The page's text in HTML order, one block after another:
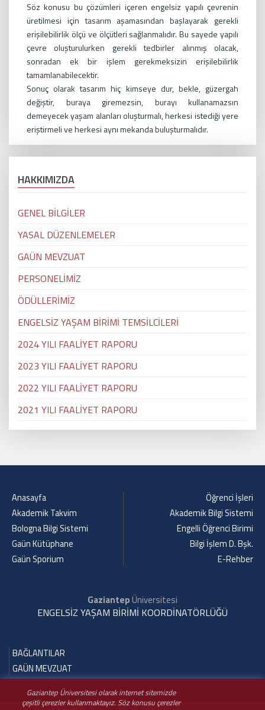
Gaziantep Üniversitesi olarak internet sitemizde
çeşitli çerezler kullanmaktayız. Söz konusu çerezler
Söz konusu bu çözümleri içeren engelsiz yapılı çevrenin
üretilmesi için tasarım aşamasından başlayarak gerekli
erişilebilirlik ölçü ve ölçütleri sağlanmalıdır. Bu sayede yapılı
çevre oluşturulurken gerekli tedbirler alınmış olacak,
sonradan ek bir işlem gerekmeksizin erişilebilirlik
tamamlanabilecektir.
Sonuç olarak tasarım hiç kimseye dur, bekle, güzergah
değiştir, buraya giremezsin, burayı kullanamazsın
demeyecek yaşam alanları oluşturmalı, herkesi istediği yere
eriştirmeli ve herkesi aynı mekanda buluşturmalıdır.
HAKKIMIZDA
GENEL BİLGİLER
YASAL DÜZENLEMELER
GAÜN MEVZUAT
PERSONELİMİZ
ÖDÜLLERİMİZ
ENGELSİZ YAŞAM BİRİMİ TEMSİLCİLERİ
2024 YILI FAALİYET RAPORU
2023 YILI FAALİYET RAPORU
2022 YILI FAALİYET RAPORU
2021 YILI FAALİYET RAPORU
Anasayfa
Akademik Takvim
Bologna Bilgi Sistemi
Gaün Kütüphane
Gaün Sporium
Öğrenci İşleri
Akademik Bilgi Sistemi
Engelli Öğrenci Birimi
Bilgi İşlem D. Bşk.
E-Rehber
GaziantepÜniversitesi
ENGELSİZ YAŞAM BİRİMİ KOORDİNATÖRLÜĞÜ
BAĞLANTILAR
GAÜN MEVZUAT